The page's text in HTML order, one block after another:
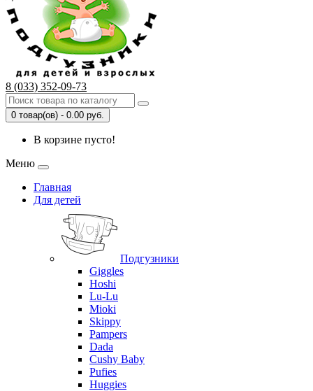
8 (033) 352-09-73
0 товар(ов) - 0.00 руб.
В корзине пусто!
Меню
Главная
Для детей
Подгузники
Giggles
Hoshi
Lu-Lu
Mioki
Skippy
Pampers
Dada
Cushy Baby
Pufies
Huggies